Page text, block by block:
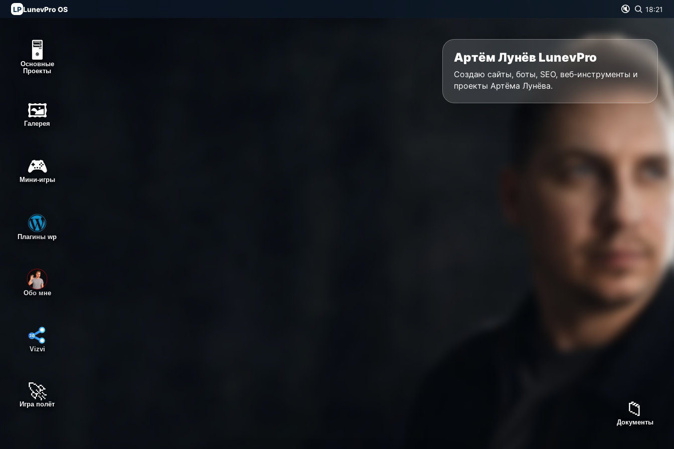
LP LunevPro OS 🔇 18:21
Артём Лунёв LunevPro
Создаю сайты, боты, SEO, веб-инструменты и
проекты Артёма Лунёва.
🖥️
Основные
Проекты
🖼️
Галерея
🎮
Мини-игры
Плагины wp
Обо мне
📁
Документы
Vizvi
🚀
Игра полёт